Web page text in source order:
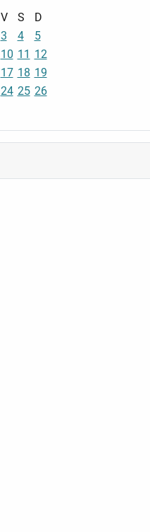
V S
D
3 4
5
10 11 12
17 18 19
24 25 26